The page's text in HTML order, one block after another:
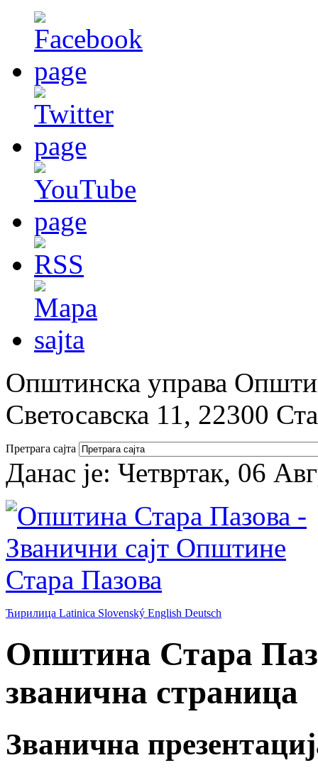
Општинска управа
Светосавска 11, 22300
Претрага сајта
Данас је: Четвртак, 06
Ћирилица Latinica Slovenský English Deutsch
Општина Стара
званична страница
Званична